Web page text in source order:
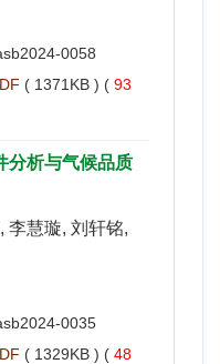
0058
( 1371KB ) ( 93
分析与气候品质
李慧璇, 刘轩铭,
0035
( 1329KB ) ( 48